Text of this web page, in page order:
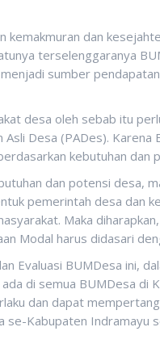
kemakmuran dan
terselenggaranya
sumber
desa oleh sebab itu
Desa (PADes).
kebutuhan dan
dan potensi desa,
pemerintah desa dan
Maka
Modal harus didasari
Evaluasi BUMDesa ini,
di semua BUMDesa di
dan dapat
se-Kabupaten Indramayu